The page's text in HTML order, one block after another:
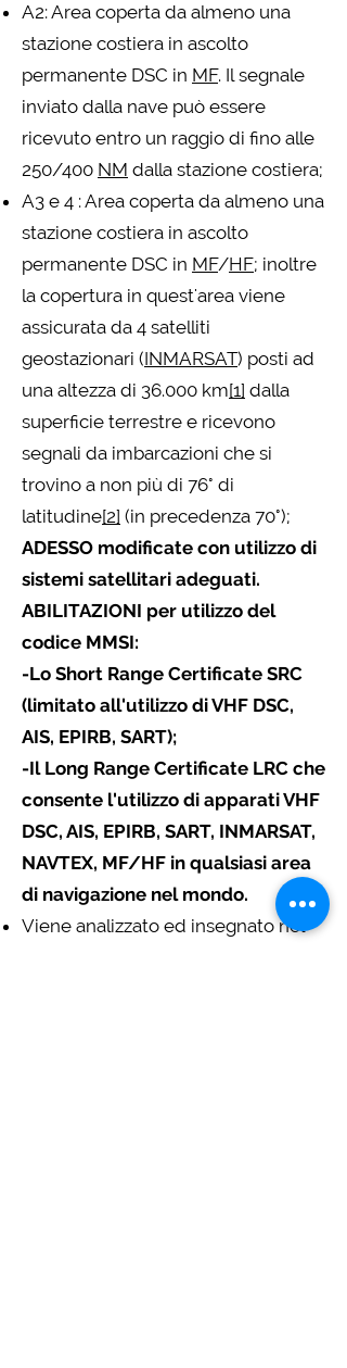
A2: Area coperta da almeno una
stazione costiera in ascolto
permanente DSC in MF. Il segnale
inviato dalla nave può essere
ricevuto entro un raggio di fino alle
250/400 NM dalla stazione costiera;
A3 e 4 : Area coperta da almeno una
stazione costiera in ascolto
permanente DSC in MF/HF; inoltre
la copertura in quest'area viene
assicurata da 4 satelliti
geostazionari (INMARSAT) posti ad
una altezza di 36.000 km[1] dalla
superficie terrestre e ricevono
segnali da imbarcazioni che si
trovino a non più di 76° di
latitudine[2] (in precedenza 70°);
ADESSO modificate con utilizzo di
sistemi satellitari adeguati.
ABILITAZIONI per utilizzo del
codice MMSI:
-Lo Short Range Certificate SRC
(limitato all'utilizzo di VHF DSC,
AIS, EPIRB, SART);
-Il Long Range Certificate LRC che
consente l'utilizzo di apparati VHF
DSC, AIS, EPIRB, SART, INMARSAT,
NAVTEX, MF/HF in qualsiasi area
di navigazione nel mondo.
Viene analizzato ed insegnato nel